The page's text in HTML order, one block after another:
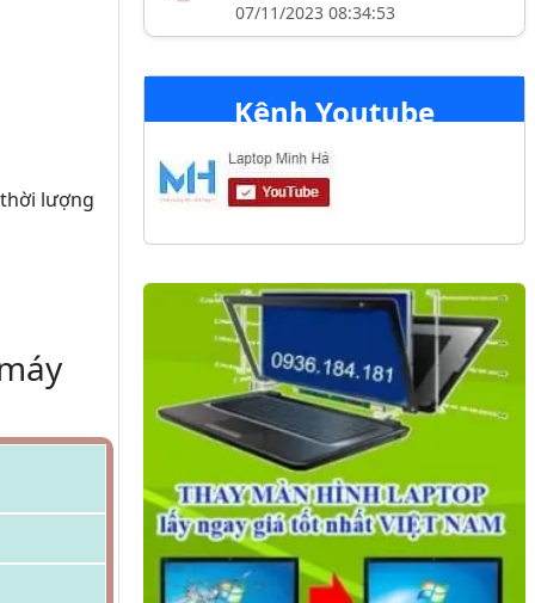
lượng
07/11/2023 08:34:53
Kênh Youtube